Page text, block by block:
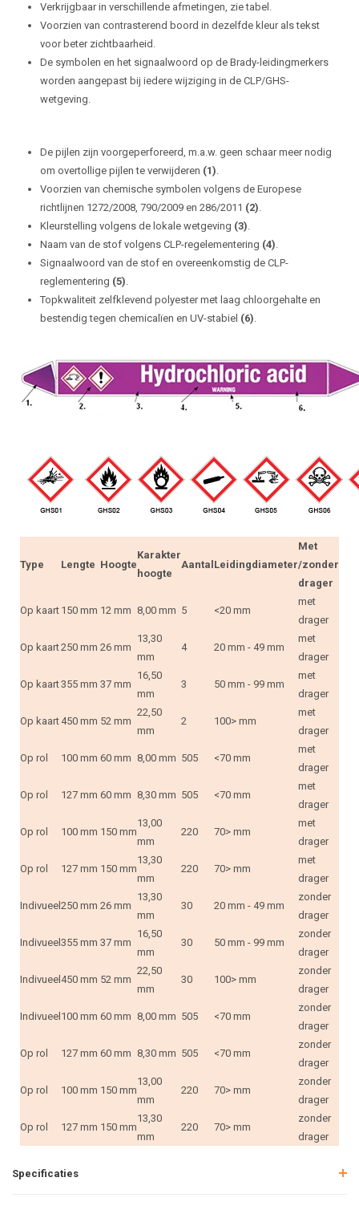
Verkrijgbaar in verschillende afmetingen, zie tabel.
Voorzien van contrasterend boord in dezelfde kleur als tekst
voor beter zichtbaarheid.
De symbolen en het signaalwoord op de Brady-leidingmerkers
worden aangepast bij iedere wijziging in de CLP/GHS-
wetgeving.
De pijlen zijn voorgeperforeerd, m.a.w. geen schaar meer nodig
om overtollige pijlen te verwijderen (1).
Voorzien van chemische symbolen volgens de Europese
richtlijnen 1272/2008, 790/2009 en 286/2011 (2).
Kleurstelling volgens de lokale wetgeving (3).
Naam van de stof volgens CLP-regelementering (4).
Signaalwoord van de stof en overeenkomstig de CLP-
reglementering (5).
Topkwaliteit zelfklevend polyester met laag chloorgehalte en
bestendig tegen chemicalïen en UV-stabiel (6).
Type Lengte Hoogte
Karakter
hoogte
Aantal Leidingdiameter
Met
/zonder
drager
Op kaart 150 mm 12 mm 8,00 mm 5 <20 mm
met
drager
Op kaart250 mm 26 mm
13,30
mm
4 20 mm - 49 mm
met
drager
Op kaart355 mm 37 mm
16,50
mm
3 50 mm - 99 mm
met
drager
Op kaart450 mm 52 mm
22,50
mm
2 100> mm
met
drager
Op rol 100 mm 60 mm 8,00 mm 505 <70 mm
met
drager
Op rol 127 mm 60 mm 8,30 mm 505 <70 mm
met
drager
Op rol 100 mm 150 mm
13,00
mm
220 70> mm
met
drager
Op rol 127 mm 150 mm
13,30
mm
220 70> mm
met
drager
Indivueel 250 mm 26 mm
13,30
mm
30 20 mm - 49 mm
zonder
drager
Indivueel 355 mm 37 mm
16,50
mm
30 50 mm - 99 mm
zonder
drager
Indivueel 450 mm 52 mm
22,50
mm
30 100> mm
zonder
drager
Indivueel 100 mm 60 mm 8,00 mm 505 <70 mm
zonder
drager
Op rol 127 mm 60 mm 8,30 mm 505 <70 mm
zonder
drager
Op rol 100 mm 150 mm
13,00
mm
220 70> mm
zonder
drager
Op rol 127 mm 150 mm
13,30
mm
220 70> mm
zonder
drager
Specificaties